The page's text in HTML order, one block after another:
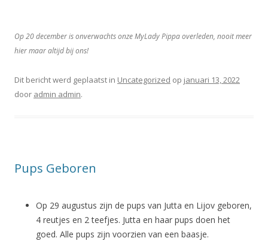
Op 20 december is onverwachts onze MyLady Pippa overleden, nooit meer
hier maar altijd bij ons!
Dit bericht werd geplaatst in Uncategorized op januari 13, 2022
door admin admin.
Pups Geboren
Op 29 augustus zijn de pups van Jutta en Lijov geboren,
4 reutjes en 2 teefjes. Jutta en haar pups doen het
goed. Alle pups zijn voorzien van een baasje.